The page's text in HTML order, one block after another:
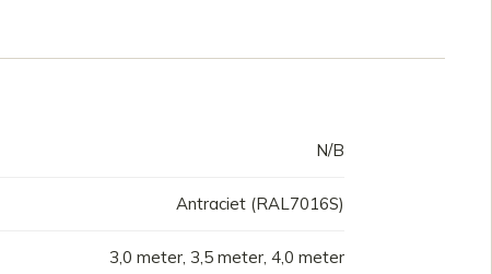
N/B
Antraciet (RAL7016S)
3,0 meter, 3,5 meter, 4,0 meter